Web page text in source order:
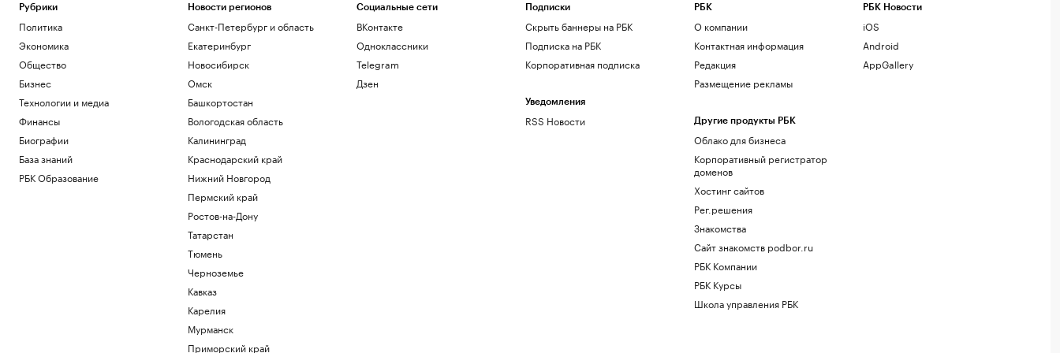
Рубрики
Политика
Экономика
Общество
Бизнес
Технологии и медиа
Финансы
Биографии
База знаний
РБК Образование
Новости регионов
Санкт-Петербург и область
Екатеринбург
Новосибирск
Омск
Башкортостан
Вологодская область
Калининград
Краснодарский край
Нижний Новгород
Пермский край
Ростов-на-Дону
Татарстан
Тюмень
Черноземье
Кавказ
Карелия
Мурманск
Приморский край
Социальные сети
ВКонтакте
Одноклассники
Telegram
Дзен
Подписки
Скрыть баннеры на РБК
Подписка на РБК
Корпоративная подписка
Уведомления
RSS Новости
РБК
О компании
Контактная информация
Редакция
Размещение рекламы
Другие продукты РБК
Облако для бизнеса
Корпоративный регистратор
доменов
Хостинг сайтов
Рег.решения
Знакомства
Сайт знакомств podbor.ru
РБК Компании
РБК Курсы
Школа управления РБК
РБК Новости
iOS
Android
AppGallery